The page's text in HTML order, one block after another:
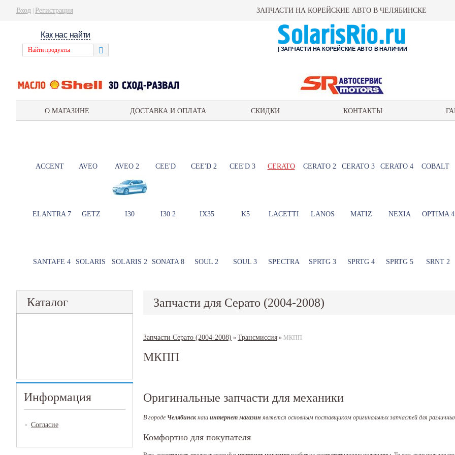
Вход Регистрация ЗАПЧАСТИ НА КОРЕЙСКИЕ АВТО В ЧЕЛЯБИНСКЕ
Как нас найти
| ЗАПЧАСТИ НА КОРЕЙСКИЕ АВТО В НАЛИЧИИ
О МАГАЗИНЕ ДОСТАВКА И ОПЛАТА СКИДКИ КОНТАКТЫ
ACCENT AVEO AVEO 2 CEE'D CEE'D 2 CEE'D 3 CERATO CERATO 2 CERATO 3 CERATO 4 COBALT
ELANTRA 7 GETZ I30 I30 2 IX35 K5 LACETTI LANOS MATIZ NEXIA OPTIMA 4
SANTAFE 4 SOLARIS SOLARIS 2 SONATA 8 SOUL 2 SOUL 3 SPECTRA SPRTG 3 SPRTG 4 SPRTG 5 SRNT 2
Каталог
Информация
Согласие
Запчасти для Серато (2004-2008)
Запчасти Серато (2004-2008) » Трансмиссия » МКПП
МКПП
Оригинальные запчасти для механики
В городе Челябинскнаш интернет магазинявляется основным поставщиком оригинальных запчастей для
Комфортно для покупателя